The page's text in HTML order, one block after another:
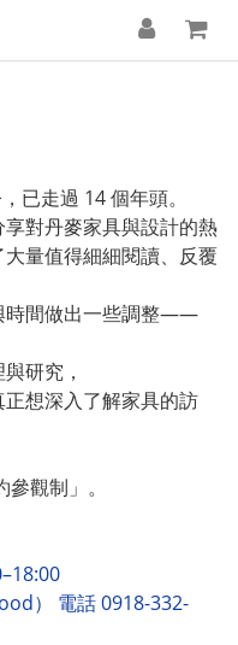
已走過 14 個年頭。
對丹麥家具與設計的熱
量值得細細閱讀、反覆
時間做出一些調整——
研究，
想深入了解家具的訪
觀制」。
） 電話 0918-332-